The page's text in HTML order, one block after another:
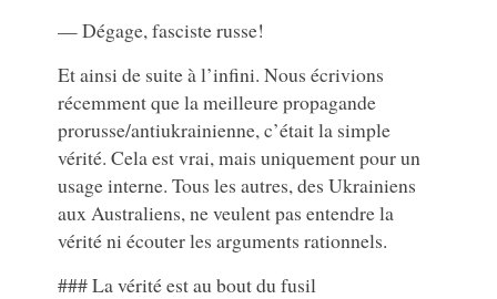
— Dégage, fasciste russe!
Et ainsi de suite à l’infini. Nous écrivions
récemment que la meilleure propagande
prorusse/antiukrainienne, c’était la simple
vérité. Cela est vrai, mais uniquement pour un
usage interne. Tous les autres, des Ukrainiens
aux Australiens, ne veulent pas entendre la
vérité ni écouter les arguments rationnels.
### La vérité est au bout du fusil